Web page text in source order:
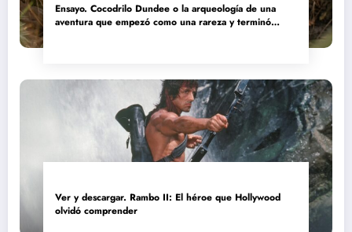
Ensayo. Cocodrilo Dundee o la arqueología de una
aventura que empezó como una rareza y terminó
Ver y descargar. Rambo II: El héroe que Hollywood
olvidó comprender